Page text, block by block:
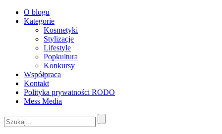
O blogu
Kategorie
Kosmetyki
Stylizacje
Lifestyle
Popkultura
Konkursy
Współpraca
Kontakt
Polityka prywatności RODO
Mess Media